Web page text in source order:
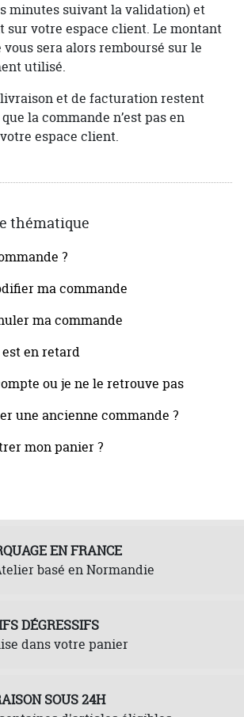
minutes suivant la validation) et
sur votre espace client. Le montant
sera alors remboursé sur le
utilisé.
livraison et de facturation restent
la commande n’est pas en
espace client.
thématique
?
ma commande
ma commande
en retard
ou je ne le retrouve pas
une ancienne commande ?
mon panier ?
EN FRANCE
basé en Normandie
DÉGRESSIFS
dans votre panier
SOUS 24H